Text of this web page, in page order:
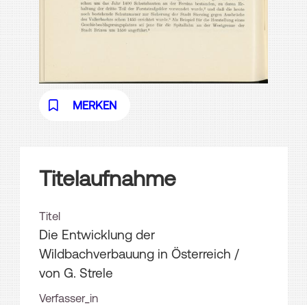
MERKEN
Titelaufnahme
Titel
Die Entwicklung der
Wildbachverbauung in Österreich /
von G. Strele
Verfasser_in